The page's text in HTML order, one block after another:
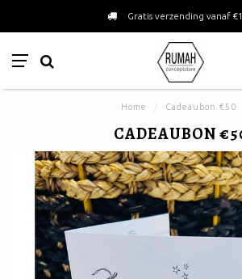
Gratis verzending vanaf
Home Cadeaubon €50
CADEAUBON